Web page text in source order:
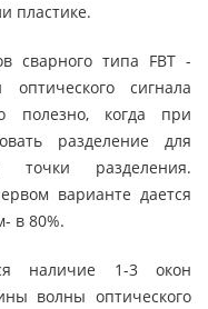
пластике.
сварного типа FBT -
сигнала
полезно, когда при
разделение для
точки разделения.
варианте дается
в 80%.
наличие 1-3 окон
волны оптического